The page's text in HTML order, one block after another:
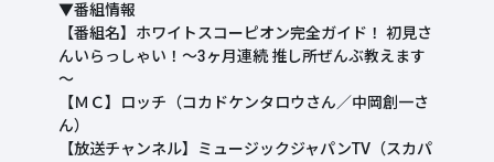
▼番組情報
【番組名】ホワイトスコーピオン完全ガイド！ 初見さ
んいらっしゃい！～3ヶ月連続 推し所ぜんぶ教えます
～
【ＭＣ】ロッチ（コカドケンタロウさん／中岡創一さ
ん）
【放送チャンネル】ミュージックジャパンTV（スカパ